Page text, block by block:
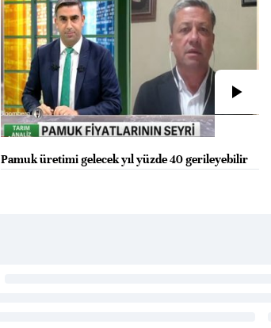
Pamuk üretimi gelecek yıl yüzde 40 gerileyebilir